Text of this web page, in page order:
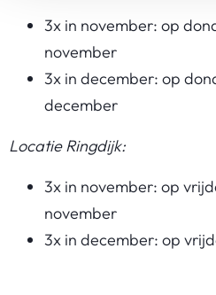
3x in november: op
november
3x in december: op
december
Locatie Ringdijk:
3x in november: op
november
3x in december: op